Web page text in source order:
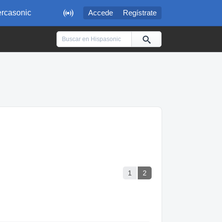
 Accede Regístrate
1 2